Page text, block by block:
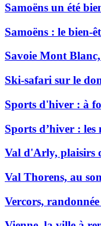
Samoëns un été
Samoëns : le bien-
Savoie Mont
Ski-safari sur le
Sports d'hiver : à
Sports d’hiver : les
Val d'Arly, plaisirs
Val Thorens, au
Vercors,